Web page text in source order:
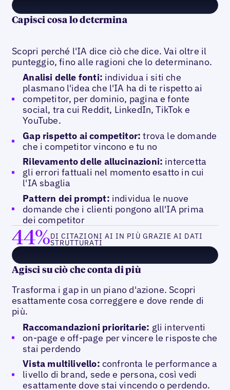
Capisci cosa lo determina
Scopri perché l'IA dice ciò che dice. Vai oltre il
punteggio, fino alle ragioni che lo determinano.
Analisi delle fonti: individua i siti che
plasmano l'idea che l'IA ha di te rispetto ai
competitor, per dominio, pagina e fonte
social, tra cui Reddit, LinkedIn, TikTok e
YouTube.
Gap rispetto ai competitor:trova le domande
che i competitor vincono e tu no
Rilevamento delle allucinazioni: intercetta
gli errori fattuali nel momento esatto in cui
l'IA sbaglia
Pattern dei prompt: individua le nuove
domande che i clienti pongono all'IA prima
dei competitor
44%DI CITAZIONI AI IN PIÙ GRAZIE AI DATI
STRUTTURATI
Agisci su ciò che conta di più
Trasforma i gap in un piano d'azione. Scopri
esattamente cosa correggere e dove rende di
più.
Raccomandazioni prioritarie: gli interventi
on-page e off-page per vincere le risposte che
stai perdendo
Vista multilivello: confronta le performance a
livello di brand, sede e persona, così vedi
esattamente dove stai vincendo o perdendo.